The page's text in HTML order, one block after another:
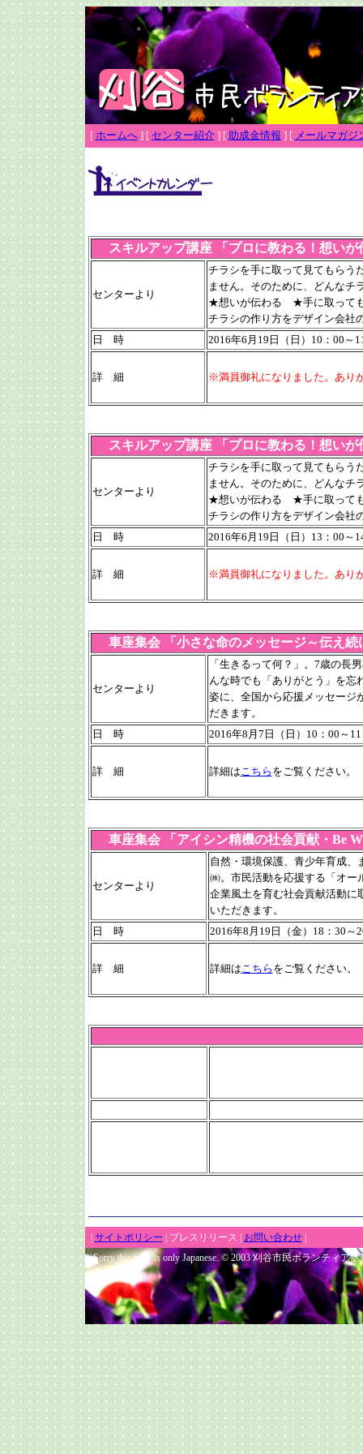
[ ホームへ] [ センター紹介] [ 助成金情報 ] [ メールマガジ
スキルアップ講座 「プロに教わる！想い
センターより
チラシを手に取って見てもらう
ません。そのために、どんなチ
★想いが伝わる ★手に取って
チラシの作り方をデザイン会社
日 時
2016年6月19日（日）10：00
詳 細 ※満員御礼になりました。あり
スキルアップ講座 「プロに教わる！想い
センターより
チラシを手に取って見てもらう
ません。そのために、どんなチ
★想いが伝わる ★手に取って
チラシの作り方をデザイン会社
日 時
2016年6月19日（日）13：00
詳 細 ※満員御礼になりました。あり
車座集会 「小さな命のメッセージ～伝え続
センターより
「生きるって何？」。7歳の長
んな時でも「ありがとう」を忘
姿に、全国から応援メッセージ
だきます。
日 時
2016年8月7日（日）10：00～
詳 細 詳細はこちら をご覧ください。
車座集会 「アイシン精機の社会貢献・Be
センターより
自然・環境保護、青少年育成
㈱。市民活動を応援する「オー
企業風土を育む社会貢献活動に
いただきます。
日 時
2016年8月19日（金）18：30～
詳 細 詳細はこちら をご覧ください。
サイトポリシー | プレスリリース | お問い合わせ|
Sorry this page is only Japanese. © 2003 刈谷市民ボランティア